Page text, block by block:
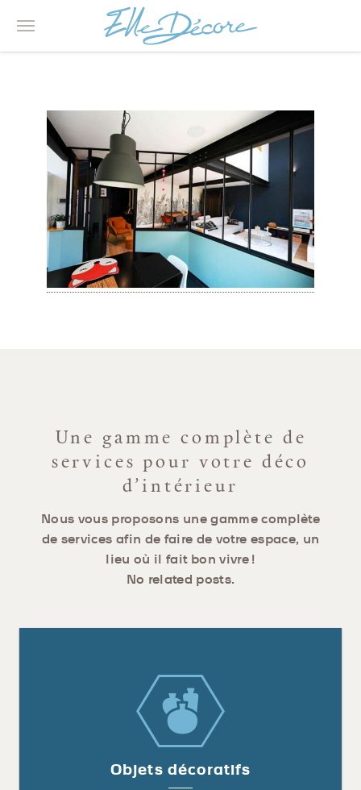
Une gamme complète de
services pour votre déco
d’intérieur
Nous vous proposons une gamme complète
de services afin de faire de votre espace, un
lieu où il fait bon vivre !
No related posts.
Objets décoratifs